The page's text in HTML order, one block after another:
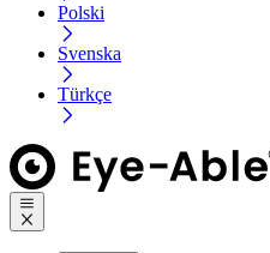
Polski
Svenska
Türkçe